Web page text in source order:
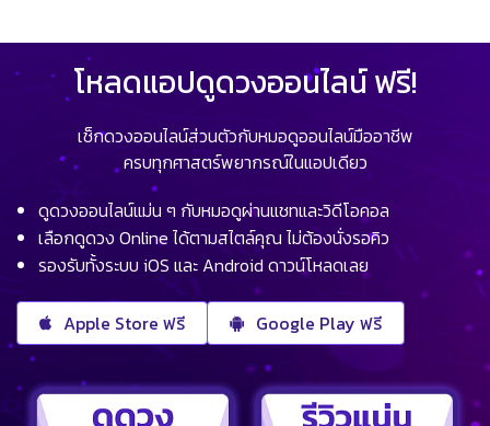
โหลดแอปดูดวงออนไลน์ ฟรี!
เช็กดวงออนไลน์ส่วนตัวกับหมอดูออนไลน์มืออาชีพ
ครบทุกศาสตร์พยากรณ์ในแอปเดียว
ดูดวงออนไลน์แม่น ๆ กับหมอดูผ่านแชทและวิดีโอคอล
เลือกดูดวง Online ได้ตามสไตล์คุณ ไม่ต้องนั่งรอคิว
รองรับทั้งระบบ iOS และ Android ดาวน์โหลดเลย
Apple Store ฟรี Google Play ฟรี